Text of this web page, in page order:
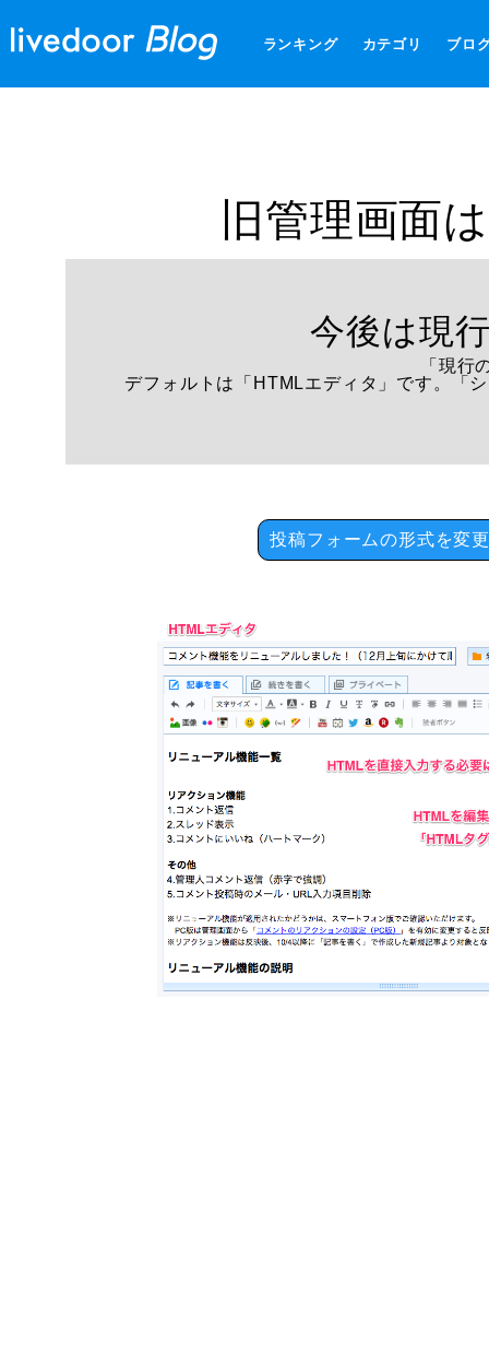
ランキング カテゴリ ブロ
旧管理画面
今後は現
「現行
デフォルトは「HTMLエディタ」です。「
投稿フォームの形式を変